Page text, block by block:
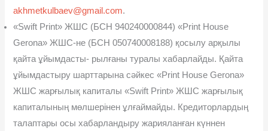
akhmetkulbaev@gmail.com.
«Swift Print» ЖШС (БСН 940240000844) «Print House
Gerona» ЖШС-не (БСН 050740008188) қосылу арқылы
қайта ұйымдасты- рылғаны туралы хабарлайды. Қайта
ұйымдастыру шарттарына сəйкес «Print House Gerona»
ЖШС жарғылық капиталы «Swift Print» ЖШС жарғылық
капиталының мөлшерінен ұлғаймайды. Кредиторлардың
талаптары осы хабарландыру жарияланған күннен